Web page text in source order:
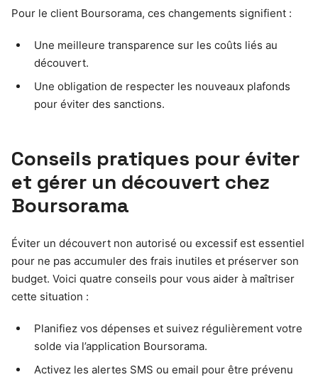
Pour le client Boursorama, ces changements signifient :
Une meilleure transparence sur les coûts liés au
découvert.
Une obligation de respecter les nouveaux plafonds
pour éviter des sanctions.
Conseils pratiques pour éviter
et gérer un découvert chez
Boursorama
Éviter un découvert non autorisé ou excessif est essentiel
pour ne pas accumuler des frais inutiles et préserver son
budget. Voici quatre conseils pour vous aider à maîtriser
cette situation :
Planifiez vos dépenses et suivez régulièrement votre
solde via l’application Boursorama.
Activez les alertes SMS ou email pour être prévenu